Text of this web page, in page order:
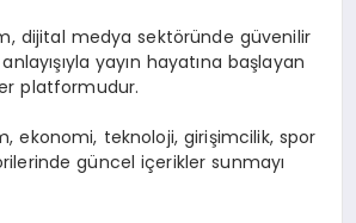
dijital medya sektöründe güvenilir
yayın hayatına başlayan
platformudur.
ekonomi, teknoloji, girişimcilik, spor
güncel içerikler sunmayı